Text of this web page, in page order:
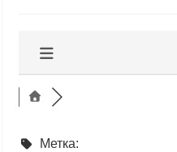
Метка: